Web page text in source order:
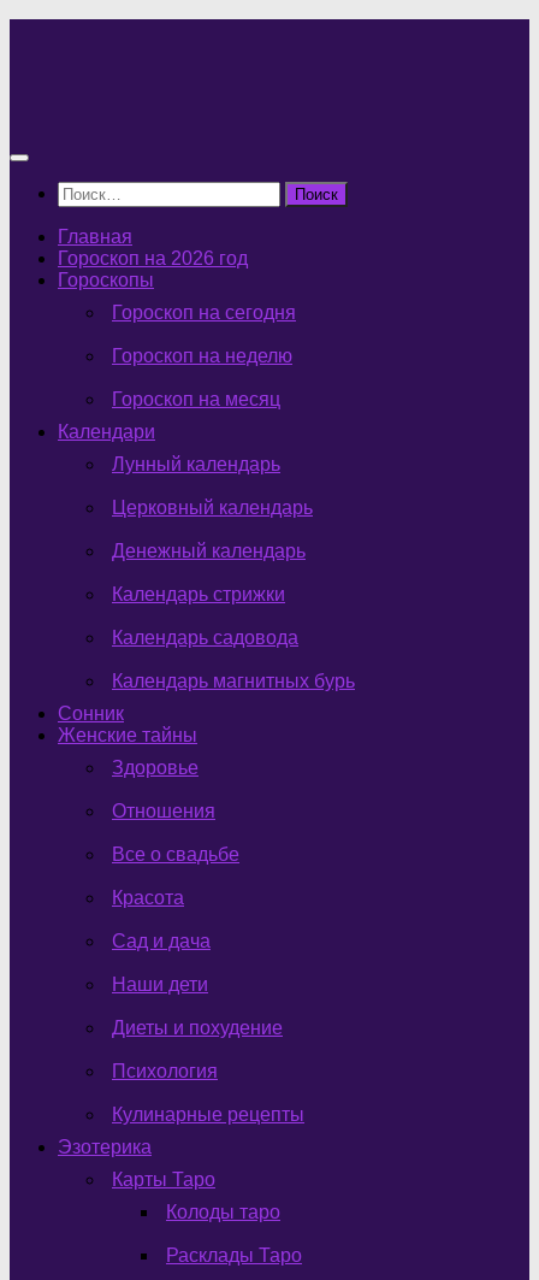
Найти:
Главная
Гороскоп на 2026 год
Гороскопы
Гороскоп на сегодня
Гороскоп на неделю
Гороскоп на месяц
Календари
Лунный календарь
Церковный календарь
Денежный календарь
Календарь стрижки
Календарь садовода
Календарь магнитных бурь
Сонник
Женские тайны
Здоровье
Отношения
Все о свадьбе
Красота
Сад и дача
Наши дети
Диеты и похудение
Психология
Кулинарные рецепты
Эзотерика
Карты Таро
Колоды таро
Расклады Таро